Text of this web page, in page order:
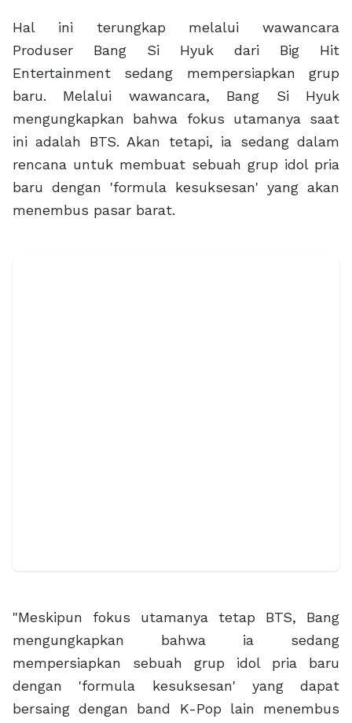
Hal ini terungkap melalui wawancara
Produser Bang Si Hyuk dari Big Hit
Entertainment sedang mempersiapkan grup
baru. Melalui wawancara, Bang Si Hyuk
mengungkapkan bahwa fokus utamanya saat
ini adalah BTS. Akan tetapi, ia sedang dalam
rencana untuk membuat sebuah grup idol pria
baru dengan 'formula kesuksesan' yang akan
menembus pasar barat.
"Meskipun fokus utamanya tetap BTS, Bang
mengungkapkan bahwa ia sedang
mempersiapkan sebuah grup idol pria baru
dengan 'formula kesuksesan' yang dapat
bersaing dengan band K-Pop lain menembus